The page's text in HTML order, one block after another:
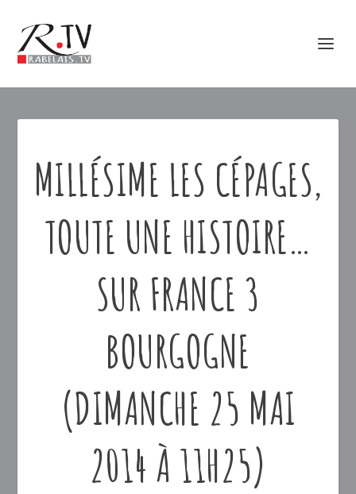
MILLÉSIME LES CÉPAGES,
TOUTE UNE HISTOIRE…
SUR FRANCE 3
BOURGOGNE
(DIMANCHE 25 MAI
2014 À 11H25)